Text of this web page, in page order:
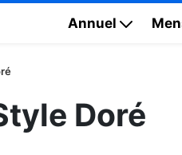
Annuel
Doré